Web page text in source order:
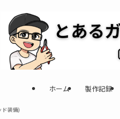
ホーム 製作記録
ド装備)